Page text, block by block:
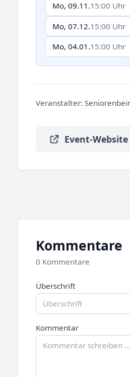
Mo, 09.11.15:00 Uhr
Mo, 07.12.15:00 Uhr
Mo, 04.01.15:00 Uhr
Veranstalter:
Event-Website
Kommentare
0 Kommentare
Überschrift
Kommentar